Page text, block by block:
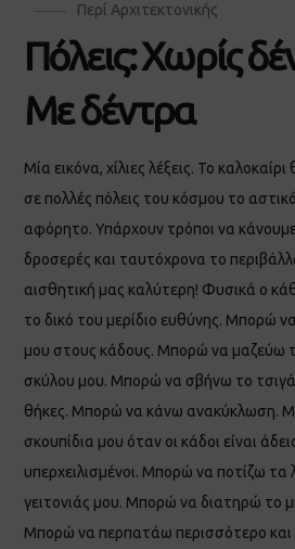
Περί Αρχιτεκτονικής
Πόλεις: Χωρίς
Με δέντρα
Μία εικόνα, χίλιες λέξεις. Το καλοκαίρι
σε πολλές πόλεις του κόσμου το
αφόρητο. Υπάρχουν τρόποι να κάνουμε
δροσερές και ταυτόχρονα το
αισθητική μας καλύτερη! Φυσικά ο
το δικό του μερίδιο ευθύνης. Μπορώ
μου στους κάδους. Μπορώ να μαζεύω
σκύλου μου. Μπορώ να σβήνω το
θήκες. Μπορώ να κάνω ανακύκλωση.
σκουπίδια μου όταν οι κάδοι είναι
υπερχειλισμένοι. Μπορώ να ποτίζω τα
γειτονιάς μου. Μπορώ να διατηρώ το
Μπορώ να περπατάω περισσότερο και